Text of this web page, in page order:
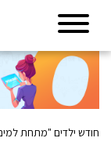
חודש ילדים "מתחת